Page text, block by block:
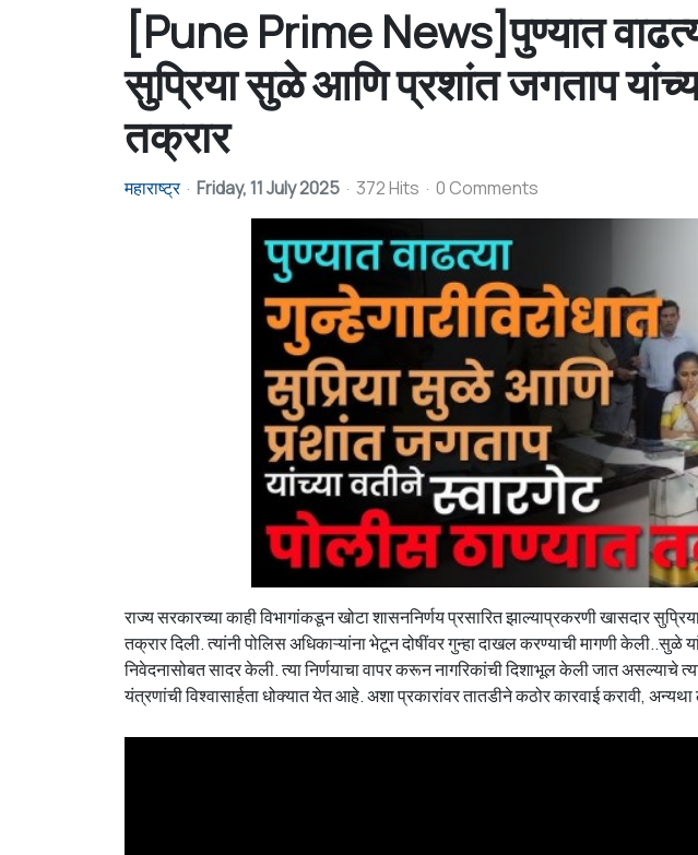
[Pune Prime News]पुण्यात वाढत्या
सुप्रिया सुळे आणि प्रशांत जगताप
तक्रार
महाराष्ट्र Friday, 11 July 2025 372 Hits 0 Comments
राज्य सरकारच्या काही विभागांकडून खोटा शासननिर्णय प्रसारित झाल्याप्रकरणी खासदार
तक्रार दिली. त्यांनी पोलिस अधिकाऱ्यांना भेटून दोषींवर गुन्हा दाखल करण्याची मागणी
निवेदनासोबत सादर केली. त्या निर्णयाचा वापर करून नागरिकांची दिशाभूल केली जात असल्याचे
यंत्रणांची विश्वासार्हता धोक्यात येत आहे. अशा प्रकारांवर तातडीने कठोर कारवाई करावी,